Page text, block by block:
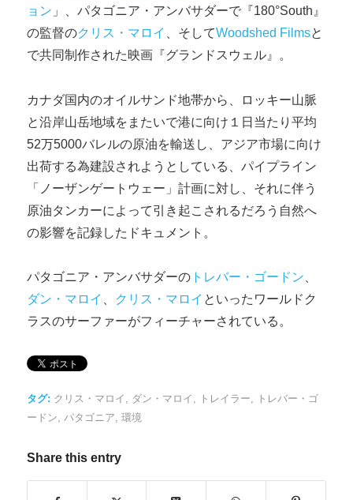
ョン 」、パタゴニア・アンバサダーで『180°South』
の監督のクリス・マロイ 、そしてWoodshed Filmsと
で共同制作された映画『グランドスウェル』。
カナダ国内のオイルサンド地帯から、ロッキー山脈
と沿岸山岳地域をまたいで港に向け１日当たり平均
52万5000バレルの原油を輸送し、アジア市場に向け
出荷する為建設されようとしている、パイプライン
「ノーザンゲートウェー」計画に対し、それに伴う
原油タンカーによって引き起こされるだろう自然へ
の影響を記録したドキュメント。
パタゴニア・アンバサダーのトレバー・ゴードン
ダン・マロイ
クリス・マロイ といったワールドク
ラスのサーファーがフィーチャーされている。
タグ: クリス・マロイ , ダン・マロイ , トレイラー,
トレバー・ゴ
ードン, パタゴニア, 環境
Share this entry